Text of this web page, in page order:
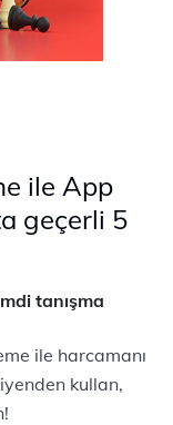
ile App
geçerli 5
tanışma
ile harcamanı
kullan,